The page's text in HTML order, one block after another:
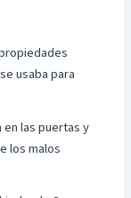
usaba para
las puertas y
los malos